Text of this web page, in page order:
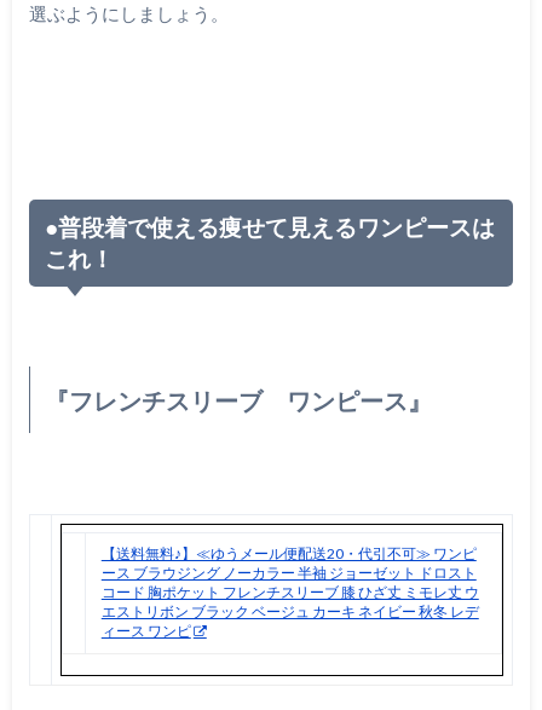
選ぶようにしましょう。
●普段着で使える痩せて見えるワンピースは
これ！
『フレンチスリーブ ワンピース』
【送料無料♪】≪ゆうメール便配送20・代引不可≫ ワンピ
ース ブラウジング ノーカラー 半袖 ジョーゼット ドロスト
コード 胸ポケット フレンチスリーブ 膝 ひざ丈 ミモレ丈 ウ
エストリボン ブラック ベージュ カーキ ネイビー 秋冬 レデ
ィース ワンピ